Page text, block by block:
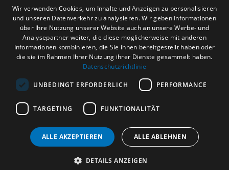
Zertifizierung / Mitgliedschaften
Datenschutzerklärung
Benachrichtigungsservice
Kontakt und Anfahrt
(c) 2026 TALENTBRÜCKE GmbH & Co. KG
Wir verwenden Cookies, um Inhalte und Anzeigen zu personalisieren
und unseren Datenverkehr zu analysieren. Wir geben Informationen
über Ihre Nutzung unserer Website auch an unsere Werbe- und
Analysepartner weiter, die diese möglicherweise mit anderen
Informationen kombinieren, die Sie ihnen bereitgestellt haben oder
die sie im Rahmen Ihrer Nutzung ihrer Dienste gesammelt haben.
Datenschutzrichtlinie
UNBEDINGT ERFORDERLICH PERFORMANCE
TARGETING FUNKTIONALITÄT
ALLE AKZEPTIEREN ALLE ABLEHNEN
DETAILS ANZEIGEN